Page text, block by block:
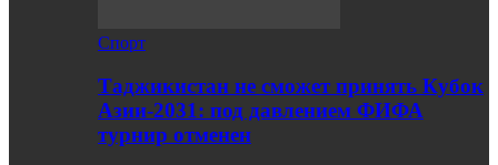
Спорт
Таджикистан не сможет принять Кубок
Азии-2031: под давлением ФИФА
турнир отменен